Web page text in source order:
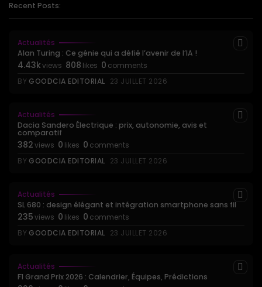
Recent Posts:
Actualités
Alan Turing : Ce génie qui a défié l’avenir de l’IA !
4.43kviews 808 likes 0 comments
BY GOODCIA EDITORIAL 23 JUILLET 2026
Actualités
Dacia Sandero Électrique : prix, autonomie, avis et
comparatif
382views 0 likes 0 comments
BY GOODCIA EDITORIAL 23 JUILLET 2026
Actualités
SL 680 : design élégant et intégration smartphone sans fil
235views 0 likes 0 comments
BY GOODCIA EDITORIAL 23 JUILLET 2026
Actualités
F1 Grand Prix 2026 : Calendrier, Équipes, Prédictions